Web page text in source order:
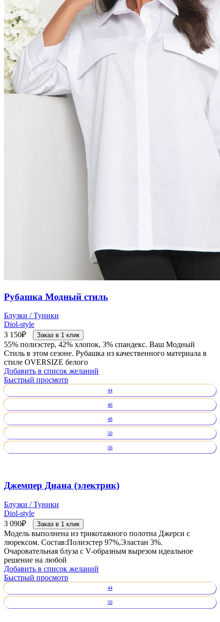
Рубашка Модный стиль
Блузки / Туники
Diol-style
3 150₽ Заказ в 1 клик
55% полиэстер, 42% хлопок, 3% спандекс. Ваш Модный
Стиль в этом сезоне. Рубашка из качественного материала в
стиле OVERSIZE белого
Добавить в список желаний
Быстрый просмотр
44
46
48
50
56
Джемпер Диана (электрик)
Блузки / Туники
Diol-style
3 090₽ Заказ в 1 клик
Модель выполнена из трикотажного полотна Джерси с
люрексом. Состав:Полиэстер 97%,Эластан 3%.
Очаровательная блуза с V-образным вырезом идеальное
решение на любой
Добавить в список желаний
Быстрый просмотр
44
50